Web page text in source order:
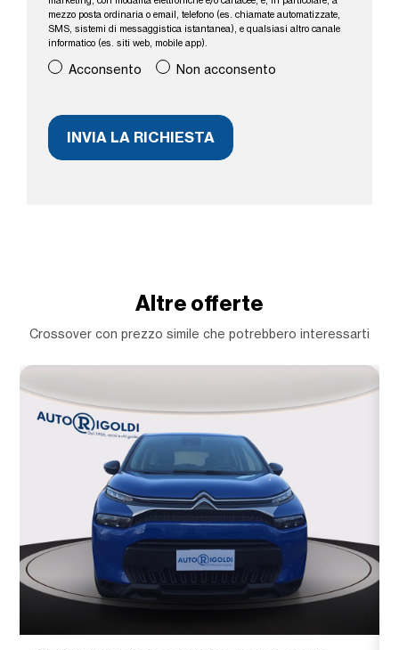
mezzo posta ordinaria o email, telefono (es. chiamate automatizzate,
SMS, sistemi di messaggistica istantanea), e qualsiasi altro canale
informatico (es. siti web, mobile app).
Acconsento Non acconsento
Altre offerte
Crossover con prezzo simile che potrebbero interessarti